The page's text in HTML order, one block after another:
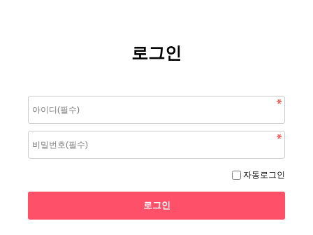
로그인
자동로그인